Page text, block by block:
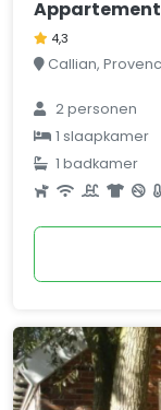
4,3
Callian,
2 personen
1 slaapkamer
1 badkamer